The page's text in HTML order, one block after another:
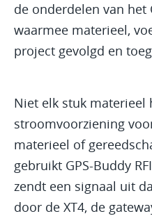
de onderdelen van het
waarmee materieel,
project gevolgd en
Niet elk stuk materieel
stroomvoorziening
materieel of
gebruikt GPS-Buddy
zendt een signaal uit
door de XT4, de